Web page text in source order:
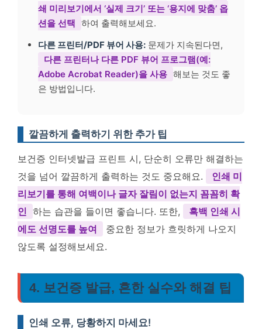
쇄 미리보기에서 ‘실제 크기’ 또는 ‘용지에 맞춤’ 옵
션을 선택 하여 출력해보세요.
다른 프린터/PDF 뷰어 사용: 문제가 지속된다면,
다른 프린터나 다른 PDF 뷰어 프로그램(예:
Adobe Acrobat Reader)을 사용 해보는 것도 좋
은 방법입니다.
깔끔하게 출력하기 위한 추가 팁
보건증 인터넷발급 프린트 시, 단순히 오류만 해결하는
것을 넘어 깔끔하게 출력하는 것도 중요해요.
인쇄 미
리보기를 통해 여백이나 글자 잘림이 없는지 꼼꼼히 확
인 하는 습관을 들이면 좋습니다. 또한,
흑백 인쇄 시
에도 선명도를 높여
중요한 정보가 흐릿하게 나오지
않도록 설정해보세요.
4. 보건증 발급, 흔한 실수와 해결 팁
인쇄 오류, 당황하지 마세요!